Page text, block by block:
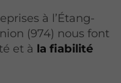
à l’Étang-
(974) nous font
et à la fiabilité